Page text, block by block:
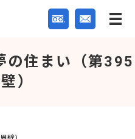
の住まい（第395
）